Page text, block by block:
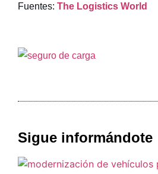
Fuentes: The Logistics World
Sigue informándote